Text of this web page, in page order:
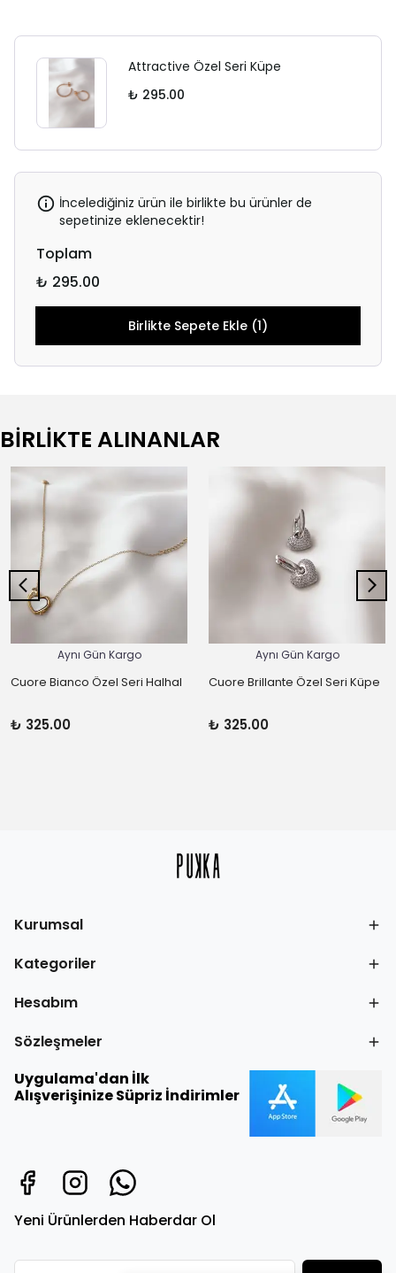
Attractive Özel Seri Küpe
₺ 295.00
İncelediğiniz ürün ile birlikte bu ürünler de
sepetinize eklenecektir!
Toplam
₺ 295.00
Birlikte Sepete Ekle (1)
BİRLİKTE ALINANLAR
Aynı Gün Kargo
Cuore Bianco Özel Seri Halhal
₺ 325.00
Aynı Gün Kargo
Cuore Brillante Özel Seri Küpe
₺ 325.00
Kurumsal
Kategoriler
Hesabım
Sözleşmeler
Uygulama'dan İlk
Alışverişinize Süpriz İndirimler
Yeni Ürünlerden Haberdar Ol